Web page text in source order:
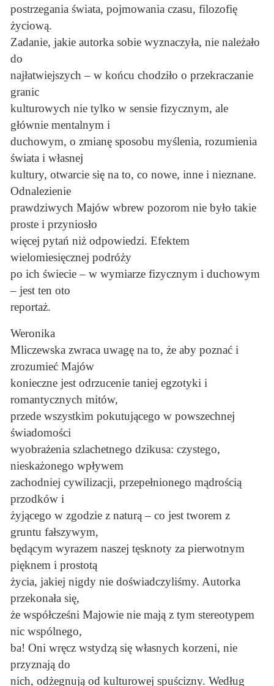
postrzegania świata, pojmowania czasu, filozofię
życiową.
Zadanie, jakie autorka sobie wyznaczyła, nie należało
do
najłatwiejszych – w końcu chodziło o przekraczanie
granic
kulturowych nie tylko w sensie fizycznym, ale
głównie mentalnym i
duchowym, o zmianę sposobu myślenia, rozumienia
świata i własnej
kultury, otwarcie się na to, co nowe, inne i nieznane.
Odnalezienie
prawdziwych Majów wbrew pozorom nie było takie
proste i przyniosło
więcej pytań niż odpowiedzi. Efektem
wielomiesięcznej podróży
po ich świecie – w wymiarze fizycznym i duchowym
– jest ten oto
reportaż.
Weronika
Mliczewska zwraca uwagę na to, że aby poznać i
zrozumieć Majów
konieczne jest odrzucenie taniej egzotyki i
romantycznych mitów,
przede wszystkim pokutującego w powszechnej
świadomości
wyobrażenia szlachetnego dzikusa: czystego,
nieskażonego wpływem
zachodniej cywilizacji, przepełnionego mądrością
przodków i
żyjącego w zgodzie z naturą – co jest tworem z
gruntu fałszywym,
będącym wyrazem naszej tęsknoty za pierwotnym
pięknem i prostotą
życia, jakiej nigdy nie doświadczyliśmy. Autorka
przekonała się,
że współcześni Majowie nie mają z tym stereotypem
nic wspólnego,
ba! Oni wręcz wstydzą się własnych korzeni, nie
przyznają do
nich, odżegnują od kulturowej spuścizny. Według